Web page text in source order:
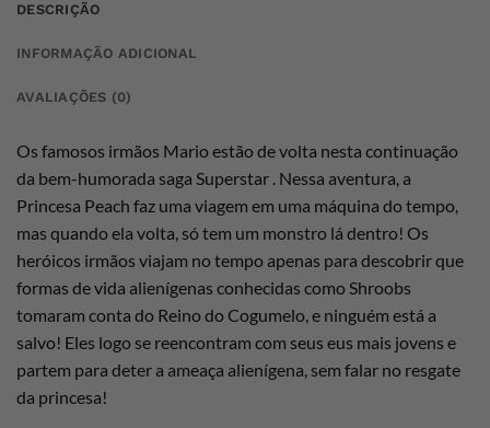
DESCRIÇÃO
INFORMAÇÃO ADICIONAL
AVALIAÇÕES (0)
Os famosos irmãos Mario estão de volta nesta continuação
da bem-humorada saga Superstar . Nessa aventura, a
Princesa Peach faz uma viagem em uma máquina do tempo,
mas quando ela volta, só tem um monstro lá dentro! Os
heróicos irmãos viajam no tempo apenas para descobrir que
formas de vida alienígenas conhecidas como Shroobs
tomaram conta do Reino do Cogumelo, e ninguém está a
salvo! Eles logo se reencontram com seus eus mais jovens e
partem para deter a ameaça alienígena, sem falar no resgate
da princesa!